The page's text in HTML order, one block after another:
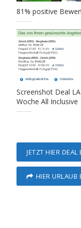
81% positive
Screenshot Deal
Woche All Inclusive
JETZT HIER
HIER URLAUB